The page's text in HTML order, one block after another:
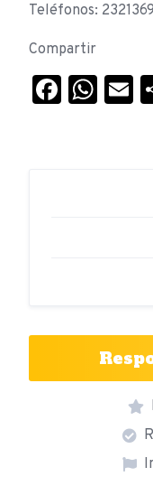
Teléfonos:
Compartir